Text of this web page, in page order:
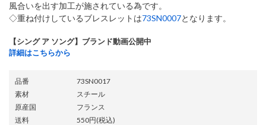
風合いを出す加工が施されている為です。
◇重ね付けしているブレスレットは73SN0007となります。
【シング ア ソング】ブランド動画公開中
詳細はこちらから
品番
73SN0017
素材
スチール
原産国
フランス
送料
550円(税込)